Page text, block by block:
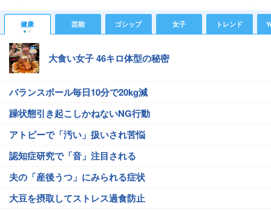
健康 芸能 ゴシップ 女子 トレンド
大食い女子 46キロ体型の秘密
バランスボール毎日10分で20kg減
躁状態引き起こしかねないNG行動
アトピーで「汚い」扱いされ苦悩
認知症研究で「音」注目される
夫の「産後うつ」にみられる症状
大豆を摂取してストレス過食防止